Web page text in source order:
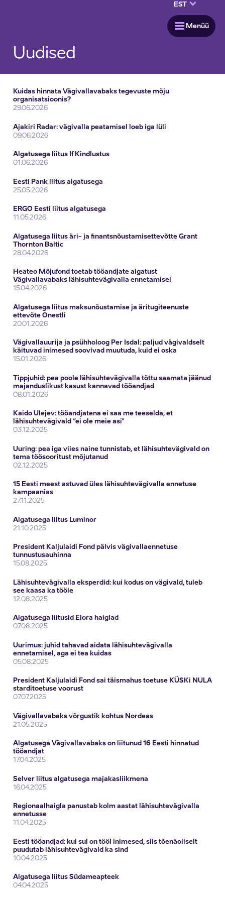
ESTkeyboard_arrow_down
menu Menüü
Uudised
Kuidas hinnata Vägivallavabaks tegevuste mõju
organisatsioonis?
29.06.2026
Ajakiri Radar: vägivalla peatamisel loeb iga lüli
09.06.2026
Algatusega liitus If Kindlustus
01.06.2026
Eesti Pank liitus algatusega
25.05.2026
ERGO Eesti liitus algatusega
11.05.2026
Algatusega liitus äri- ja finantsnõustamisettevõtte Grant
Thornton Baltic
28.04.2026
Heateo Mõjufond toetab tööandjate algatust
Vägivallavabaks lähisuhtevägivalla ennetamisel
15.04.2026
Algatusega liitus maksunõustamise ja äritugiteenuste
ettevõte Onestli
20.01.2026
Vägivallauurija ja psühholoog Per Isdal: paljud vägivaldselt
käituvad inimesed soovivad muutuda, kuid ei oska
15.01.2026
Tippjuhid: pea poole lähisuhtevägivalla tõttu saamata jäänud
majanduslikust kasust kannavad tööandjad
08.01.2026
Kaido Ulejev: tööandjatena ei saa me teeselda, et
lähisuhtevägivald “ei ole meie asi"
03.12.2025
Uuring: pea iga viies naine tunnistab, et lähisuhtevägivald on
tema töösooritust mõjutanud
02.12.2025
15 Eesti meest astuvad üles lähisuhtevägivalla ennetuse
kampaanias
27.11.2025
Algatusega liitus Luminor
21.10.2025
President Kaljulaidi Fond pälvis vägivallaennetuse
tunnustusauhinna
15.08.2025
Lähisuhtevägivalla eksperdid: kui kodus on vägivald, tuleb
see kaasa ka tööle
12.08.2025
Algatusega liitusid Elora haiglad
07.08.2025
Uurimus: juhid tahavad aidata lähisuhtevägivalla
ennetamisel, aga ei tea kuidas
05.08.2025
President Kaljulaidi Fond sai täismahus toetuse KÜSKi NULA
starditoetuse voorust
07.07.2025
Vägivallavabaks võrgustik kohtus Nordeas
21.05.2025
Algatusega Vägivallavabaks on liitunud 16 Eesti hinnatud
tööandjat
17.04.2025
Selver liitus algatusega majakasliikmena
16.04.2025
Regionaalhaigla panustab kolm aastat lähisuhtevägivalla
ennetusse
11.04.2025
Eesti tööandjad: kui sul on tööl inimesed, siis tõenäoliselt
puudutab lähisuhtevägivald ka sind
10.04.2025
Algatusega liitus Südameapteek
04.04.2025